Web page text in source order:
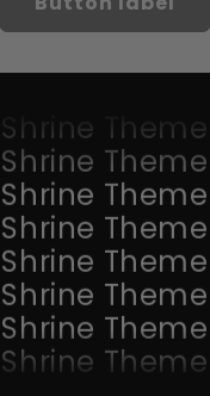
Shrine Theme
Shrine Theme
Shrine Theme
Shrine Theme
Shrine Theme
Shrine Theme
Shrine Theme
Shrine Theme
Shrine Theme
Shrine Theme